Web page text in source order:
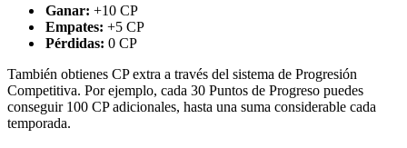
Ganar: +10 CP
Empates: +5 CP
Pérdidas: 0 CP
También obtienes CP extra a través del sistema de Progresión
Competitiva. Por ejemplo, cada 30 Puntos de Progreso puedes
conseguir 100 CP adicionales, hasta una suma considerable cada
temporada.